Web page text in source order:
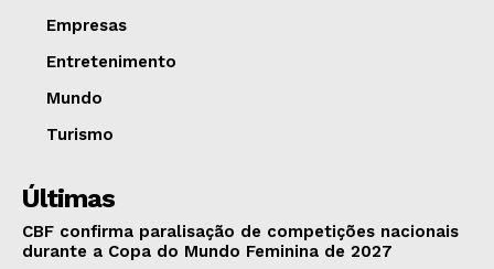
Empresas
Entretenimento
Mundo
Turismo
Últimas
CBF confirma paralisação de competições nacionais
durante a Copa do Mundo Feminina de 2027